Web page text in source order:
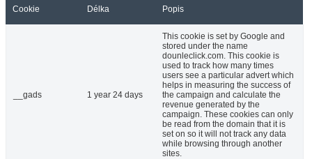
Cookie Délka Popis
__gads 1 year 24 days
This cookie is set by Google and
stored under the name
dounleclick.com. This cookie is
used to track how many times
users see a particular advert which
helps in measuring the success of
the campaign and calculate the
revenue generated by the
campaign. These cookies can only
be read from the domain that it is
set on so it will not track any data
while browsing through another
sites.